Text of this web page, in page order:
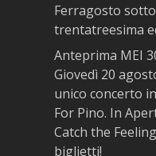
Ferragosto
trentatreesima
Anteprima MEI
Giovedì 20
unico concerto
For Pino. In
Catch the
biglietti!